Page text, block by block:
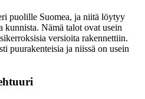
puolille Suomea, ja niitä löytyy
kunnista. Nämä talot ovat usein
versioita rakennettiin.
puurakenteisia ja niissä on usein